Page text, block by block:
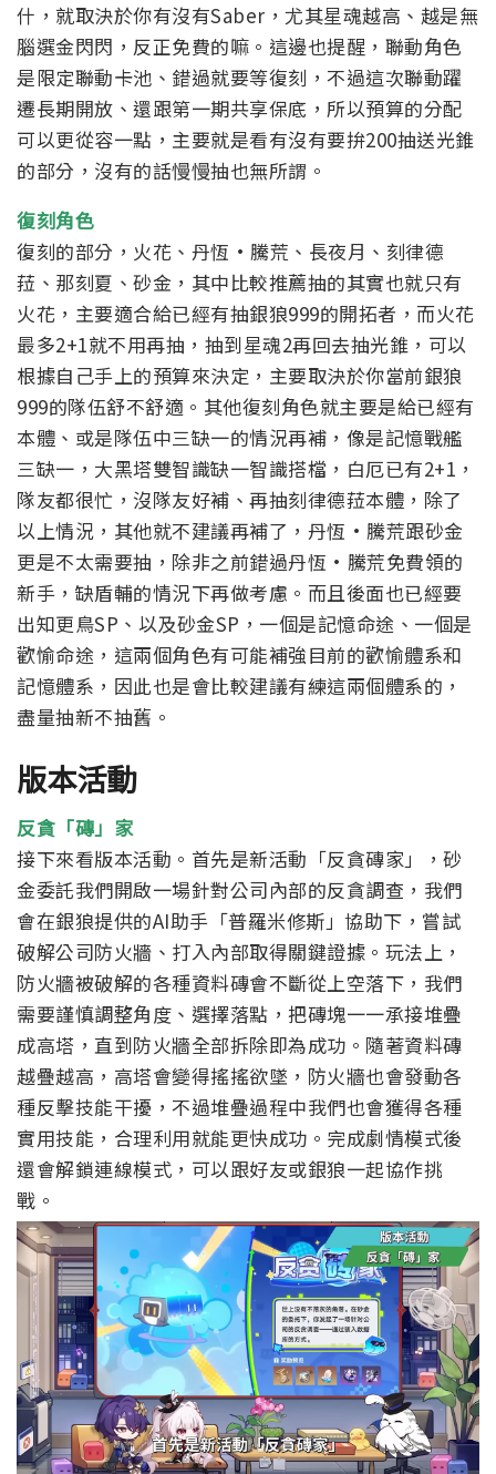
什，就取決於你有沒有Saber，尤其星魂越高、越是無
腦選金閃閃，反正免費的嘛。 這邊也提醒，聯動角色
是限定聯動卡池、錯過就要等復刻，不過這次聯動躍
遷長期開放、還跟第一期共享保底，所以預算的分配
可以更從容一點，主要就是看有沒有要拚200抽送光錐
的部分，沒有的話慢慢抽也無所謂。
復刻角色
復刻的部分，火花、丹恆·騰荒、長夜月、刻律德
菈、那刻夏、砂金，其中比較推薦抽的其實也就只有
火花，主要適合給已經有抽銀狼999的開拓者，而火花
最多2+1就不用再抽，抽到星魂2再回去抽光錐，可以
根據自己手上的預算來決定，主要取決於你當前銀狼
999的隊伍舒不舒適。 其他復刻角色就主要是給已經有
本體、或是隊伍中三缺一的情況再補，像是記憶戰艦
三缺一，大黑塔雙智識缺一智識搭檔，白厄已有2+1，
隊友都很忙，沒隊友好補、再抽刻律德菈本體，除了
以上情況，其他就不建議再補了，丹恆·騰荒跟砂金
更是不太需要抽，除非之前錯過丹恆·騰荒免費領的
新手，缺盾輔的情況下再做考慮。 而且後面也已經要
出知更鳥SP、以及砂金SP，一個是記憶命途、一個是
歡愉命途，這兩個角色有可能補強目前的歡愉體系和
記憶體系，因此也是會比較建議有練這兩個體系的，
盡量抽新不抽舊。
版本活動
反貪「磚」家
接下來看版本活動。首先是新活動「反貪磚家」，砂
金委託我們開啟一場針對公司內部的反貪調查，我們
會在銀狼提供的AI助手「普羅米修斯」協助下，嘗試
破解公司防火牆、打入內部取得關鍵證據。玩法上，
防火牆被破解的各種資料磚會不斷從上空落下，我們
需要謹慎調整角度、選擇落點，把磚塊一一承接堆疊
成高塔，直到防火牆全部拆除即為成功。隨著資料磚
越疊越高，高塔會變得搖搖欲墜，防火牆也會發動各
種反擊技能干擾，不過堆疊過程中我們也會獲得各種
實用技能，合理利用就能更快成功。完成劇情模式後
還會解鎖連線模式，可以跟好友或銀狼一起協作挑
戰。